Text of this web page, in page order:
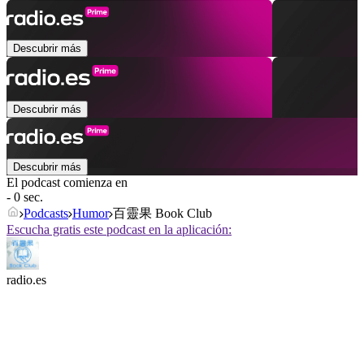
Descubrir más
Descubrir más
Descubrir más
El podcast comienza en
- 0 sec.
Podcasts Humor 百靈果 Book Club
Escucha gratis este podcast en la aplicación:
radio.es